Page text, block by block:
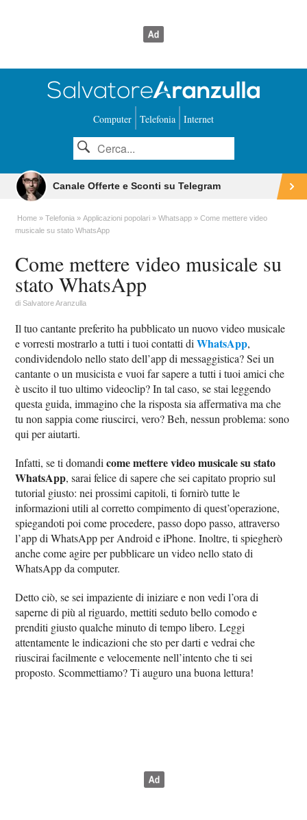
Computer Telefonia Internet
Canale Offerte e Sconti su Telegram
Home Telefonia Applicazioni popolari Whatsapp
Come mettere video
musicale su stato WhatsApp
Come mettere video musicale su
stato WhatsApp
diSalvatore Aranzulla
Il tuo cantante preferito ha pubblicato un nuovo video musicale
e vorresti mostrarlo a tutti i tuoi contatti diWhatsApp,
condividendolo nello stato dell’app di messaggistica? Sei un
cantante o un musicista e vuoi far sapere a tutti i tuoi amici che
è uscito il tuo ultimo videoclip? In tal caso, se stai leggendo
questa guida, immagino che la risposta sia affermativa ma che
tu non sappia come riuscirci, vero? Beh, nessun problema: sono
qui per aiutarti.
Infatti, se ti domandicome mettere video musicale su stato
WhatsApp, sarai felice di sapere che sei capitato proprio sul
tutorial giusto: nei prossimi capitoli, ti fornirò tutte le
informazioni utili al corretto compimento di quest’operazione,
spiegandoti poi come procedere, passo dopo passo, attraverso
l’app di WhatsApp per Android e iPhone. Inoltre, ti spiegherò
anche come agire per pubblicare un video nello stato di
WhatsApp da computer.
Detto ciò, se sei impaziente di iniziare e non vedi l’ora di
saperne di più al riguardo, mettiti seduto bello comodo e
prenditi giusto qualche minuto di tempo libero. Leggi
attentamente le indicazioni che sto per darti e vedrai che
riuscirai facilmente e velocemente nell’intento che ti sei
proposto. Scommettiamo? Ti auguro una buona lettura!